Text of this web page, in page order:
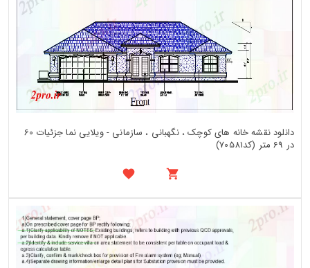
دانلود نقشه خانه های کوچک ، نگهبانی ، سازمانی - ویلایی نما جزئیات 60
در 69 متر (کد70581)